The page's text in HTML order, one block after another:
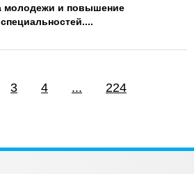
молодежи и повышение
3 4 ... 224